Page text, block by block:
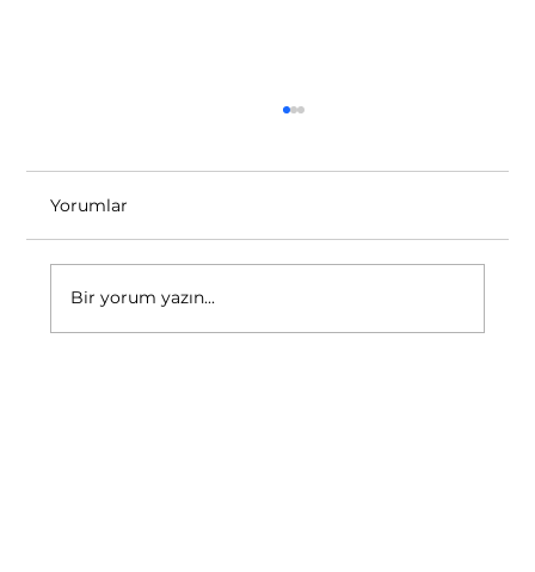
Yorumlar
Bir yorum yazın...